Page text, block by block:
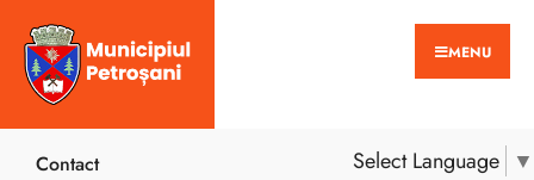
MENU
Select Language ▼
Contact